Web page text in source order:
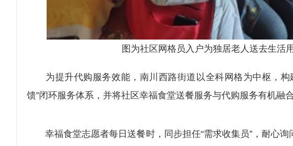
图为社区网格员入户为独居老人送去生活
为提升代购服务效能，南川西路街道以全科网格为中枢，
馈”闭环服务体系，并将社区幸福食堂送餐服务与代购服务有机融合
幸福食堂志愿者每日送餐时，同步担任“需求收集员”，耐心询